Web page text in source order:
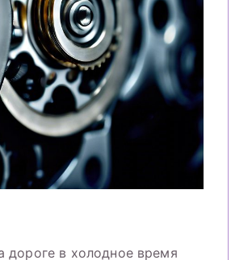
дороге в холодное время